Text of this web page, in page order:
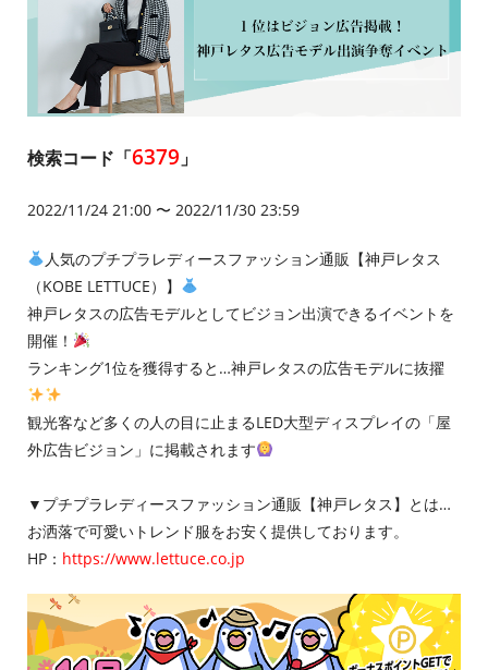
検索コード「6379 」
2022/11/24 21:00 〜 2022/11/30 23:59
人気のプチプラレディースファッション通販【神戸レタス
（KOBE LETTUCE）】
神戸レタスの広告モデルとしてビジョン出演できるイベントを
開催！
ランキング1位を獲得すると…神戸レタスの広告モデルに抜擢
観光客など多くの人の目に止まるLED大型ディスプレイの「屋
外広告ビジョン」に掲載されます
▼プチプラレディースファッション通販【神戸レタス】とは…
お洒落で可愛いトレンド服をお安く提供しております。
HP： https://www.lettuce.co.jp